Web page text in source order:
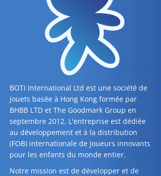
BOTI International Ltd est une société de
jouets basée à Hong Kong formée par
BHBB LTD et The Goodmark Group en
septembre 2012. L'entreprise est dédiée
au développement et à la distribution
(FOB) internationale de joueurs innovants
pour les enfants du monde entier.
​Notre mission est de développer et de